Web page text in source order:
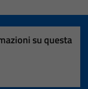
su questa